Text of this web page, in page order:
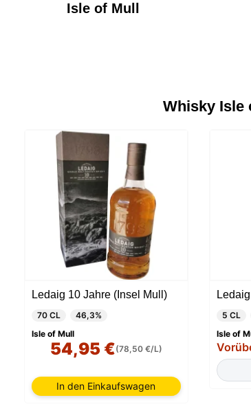
Isle of Mull
Whisky Isle
Ledaig 10 Jahre (Insel Mull)
70 CL
46,3%
Isle of Mull
54,95 €(78,50 €/L)
In den Einkaufswagen
5 CL
Isle of